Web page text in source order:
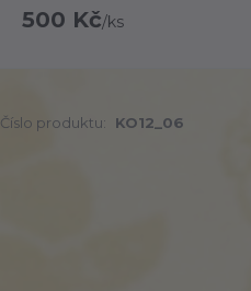
500 Kč/ks
Číslo produktu: KO12_06